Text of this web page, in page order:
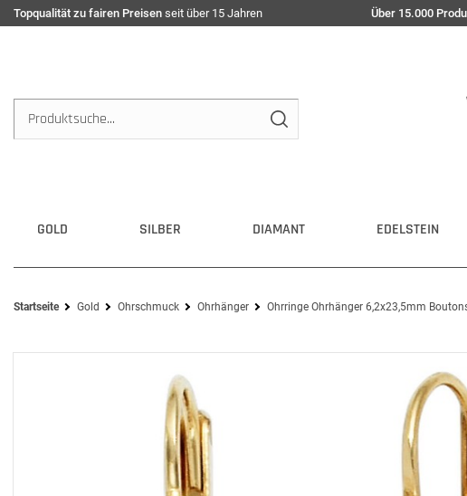
Topqualität zu fairen Preisen seit über 15 Jahren Über 15.000
GOLD SILBER DIAMANT EDELSTEIN
Startseite Gold Ohrschmuck Ohrhänger Ohrringe Ohrhänger 6,2x23,5mm